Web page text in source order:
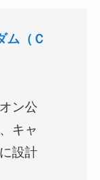
ム（Ｃ
ン公
キャ
設計